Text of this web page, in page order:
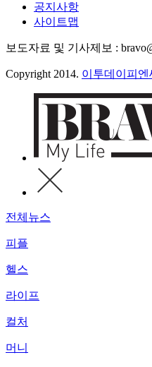
공지사항
사이트맵
보도자료 및 기사제보 :
Copyright 2014. 이투데이피엔
전체뉴스
피플
헬스
라이프
컬처
머니